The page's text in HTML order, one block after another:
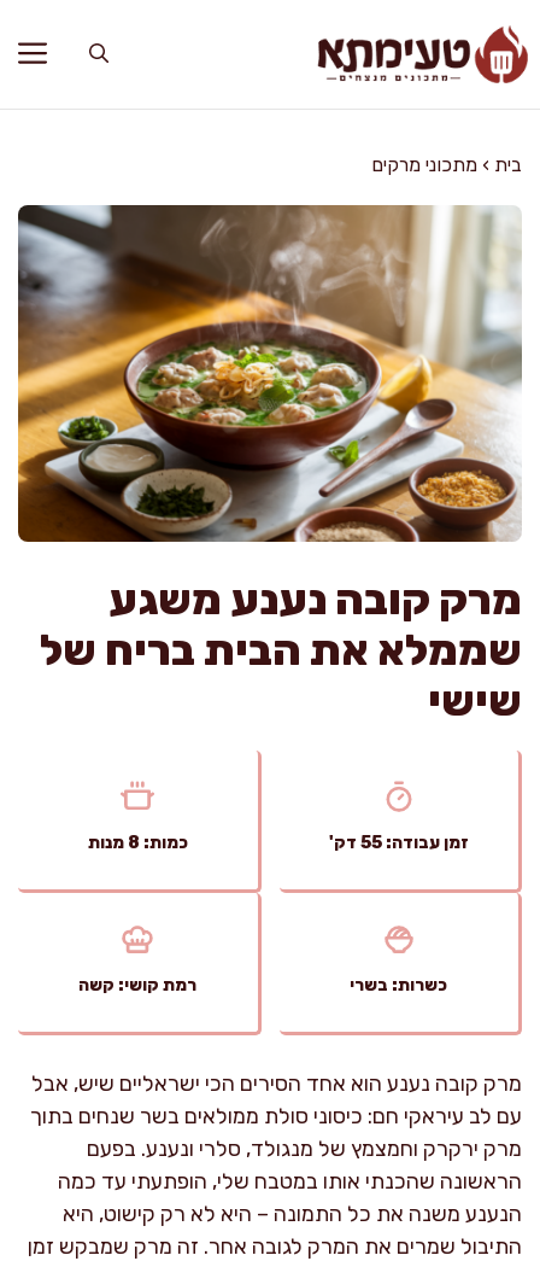
לתוכן
בית › מתכוני מרקים
מרק קובה נענע משגע
שממלא את הבית בריח של
שישי
זמן עבודה: 55 דק' כמות: 8 מנות
כשרות: בשרי רמת קושי: קשה
מרק קובה נענע הוא אחד הסירים הכי ישראליים שיש, אבל
עם לב עיראקי חם: כיסוני סולת ממולאים בשר שנחים בתוך
מרק ירקרק וחמצמץ של מנגולד, סלרי ונענע. בפעם
הראשונה שהכנתי אותו במטבח שלי, הופתעתי עד כמה
הנענע משנה את כל התמונה – היא לא רק קישוט, היא
התיבול שמרים את המרק לגובה אחר. זה מרק שמבקש זמן